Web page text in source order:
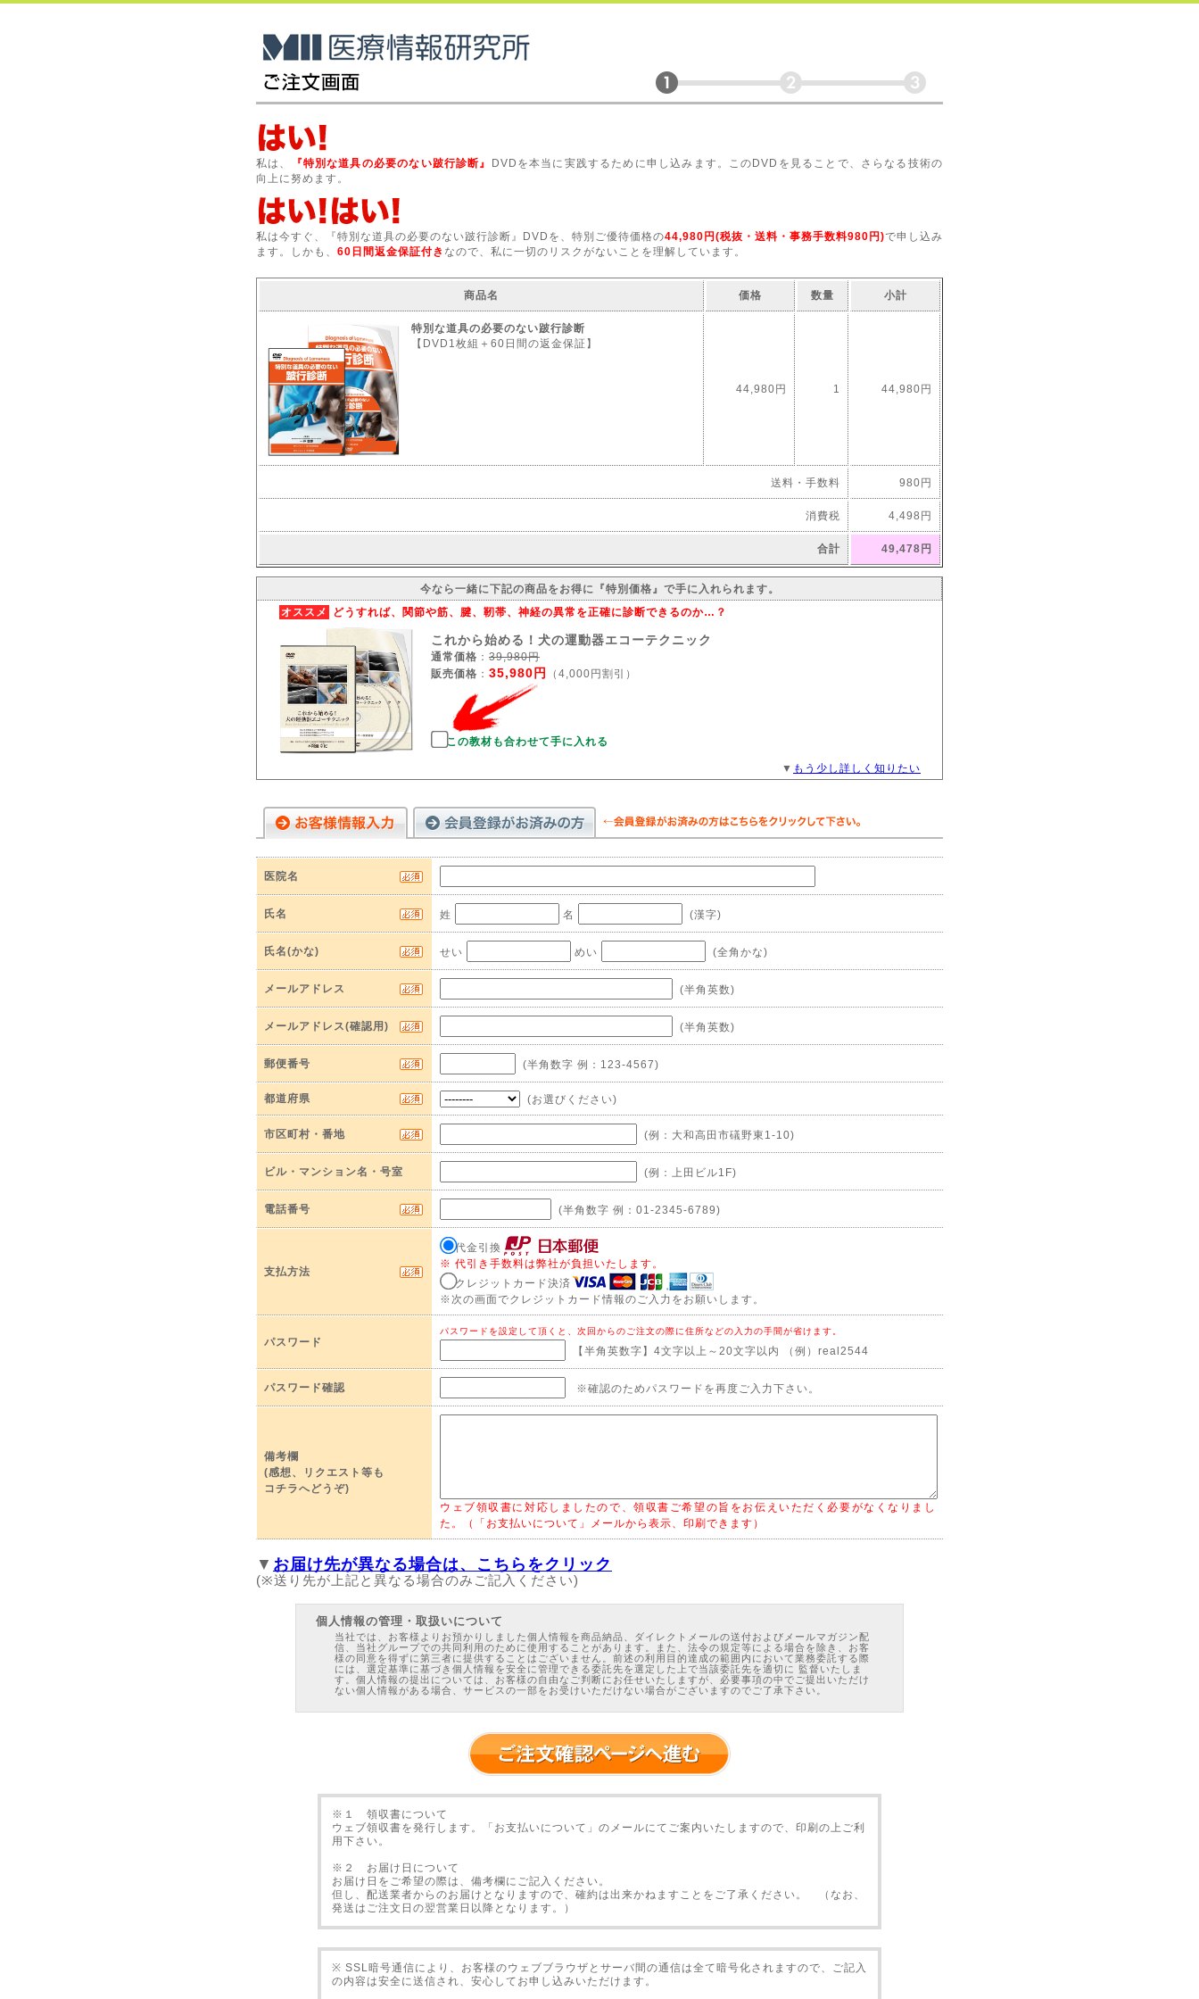
私は、 『特別な道具の必要のない跛行診断』
DVDを本当に実践するために申し込みます。このDVDを見ることで、さらなる技術の
向上に努めます。
私は今すぐ、『特別な道具の必要のない跛行診断』DVDを、特別ご優待価格の44,980円(税抜・送料・事務手数料980円)で申し込み
ます。しかも、 60日間返金保証付き なので、私に一切のリスクがないことを理解しています。
商品名 価格 数量 小計
特別な道具の必要のない跛行診断
【DVD1枚組＋60日間の返金保証】
44,980円 1 44,980円
送料・手数料 980円
消費税 4,498円
合計 49,478円
今なら一緒に下記の商品をお得に『特別価格』で手に入れられます。
オススメ
どうすれば、関節や筋、腱、靭帯、神経の異常を正確に診断できるのか…？
これから始める！犬の運動器エコーテクニック
通常価格 ： 39,980円
販売価格 ： 35,980円 （4,000円割引）
この教材も合わせて手に入れる
▼ もう少し詳しく知りたい
医院名
氏名 姓 名 (漢字)
氏名(かな) せい めい (全角かな)
メールアドレス (半角英数)
メールアドレス(確認用) (半角英数)
郵便番号 (半角数字 例：123-4567)
都道府県 (お選びください)
市区町村・番地 (例：大和高田市礒野東1-10)
ビル・マンション名・号室 (例：上田ビル1F)
電話番号 (半角数字 例：01-2345-6789)
支払方法
代金引換
※ 代引き手数料は弊社が負担いたします。
クレジットカード決済
※次の画面でクレジットカード情報のご入力をお願いします。
パスワード
パスワードを設定して頂くと、次回からのご注文の際に住所などの入力の手間が省けます。
【半角英数字】4文字以上～20文字以内 （例）real2544
パスワード確認 ※確認のためパスワードを再度ご入力下さい。
備考欄
(感想、リクエスト等も
コチラへどうぞ)
ウェブ領収書に対応しましたので、領収書ご希望の旨をお伝えいただく必要がなくなりまし
た。（「お支払いについて」メールから表示、印刷できます）
▼ お届け先が異なる場合は、こちらをクリック
(※送り先が上記と異なる場合のみご記入ください)
個人情報の管理・取扱いについて
当社では、お客様よりお預かりしました個人情報を商品納品、ダイレクトメールの送付およびメールマガジン配
信、当社グループでの共同利用のために使用することがあります。また、法令の規定等による場合を除き、お客
様の同意を得ずに第三者に提供することはございません。前述の利用目的達成の範囲内において業務委託する際
には、選定基準に基づき個人情報を安全に管理できる委託先を選定した上で当該委託先を適切に 監督いたしま
す。個人情報の提出については、お客様の自由なご判断にお任せいたしますが、必要事項の中でご提出いただけ
ない個人情報がある場合、サービスの一部をお受けいただけない場合がございますのでご了承下さい。
Cookieについて
お客様が本サイトをご利用する過程で、サイト運営のためにお客様の「Cookie情報」を収集する場合がありま
す。「Cookie情報」とは、Cookieという業界標準の技術を利用して、記録保管を目的として、ウェブサイトが
ユーザーのコンピューターのハードディスクに転送する情報のことです。Cookieは、特定のサイトでユーザーが
選択した情報を保存することにより、Webをさらに役立たせることができます。なお、ユーザーのコンピュー
ターを識別することはできますが、ユーザー自身を識別することはできません。大半のブラウザは、Cookieを受
その場合ウェブサイトを十分に活用できなくなる可能性があります。
DVDの使用許諾契約について
本教材の著作権は、㈱医療情報研究所及び著作者にあります。また本教材を購入された本人及び、施設のスタッ
許可無く本教材の一部、または全部を複製及び転載することを一切禁じます。本教材をあらゆる手段（コピー、
ビデオや電子メディア、メール、メールマガジン、オークションなど）にて複製、転載、転売及びインターネッ
ト上で公開することを禁止します。
万一上記の禁止行為を発見した場合は、日本国の法律に従い解決します。上記規定に違反した場合、違約件数×
違約発見時の本教材の販売価格と適正な損害賠償額を法律に従い、請求します。上記規定の禁止事項を発見され
た場合は、直ちにご連絡頂けましたら幸いです。
本教材内の情報をご覧になった時点で、上記の免責事項にご承諾頂いたものとみなします。本教材の内容を活用
負うものではありません。また、各種法律には十分ご注意頂きご活用ください。
返品について
動作不良による返品の場合は、弊社カスタマーサポート（電話：0745-22-6439）まで、ご購入商品、お名前、
※１ 領収書について
ウェブ領収書を発行します。「お支払いについて」のメールにてご案内いたしますので、印刷の上ご利
用下さい。
※２ お届け日について
お届け日をご希望の際は、備考欄にご記入ください。
但し、配送業者からのお届けとなりますので、確約は出来かねますことをご了承ください。 （なお、
発送はご注文日の翌営業日以降となります。）
※ SSL暗号通信により、お客様のウェブブラウザとサーバ間の通信は全て暗号化されますので、ご記入
の内容は安全に送信され、安心してお申し込みいただけます。